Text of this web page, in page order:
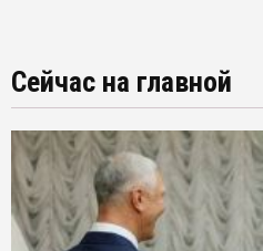
Сейчас на главной